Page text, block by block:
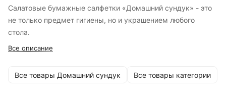
Салатовые бумажные салфетки «Домашний сундук» - это
не только предмет гигиены, но и украшением любого
стола.
Все описание
Все товары Домашний сундук Все товары категории